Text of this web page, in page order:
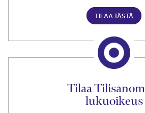
TILAA TÄSTÄ
Tilaa
lukuoikeus